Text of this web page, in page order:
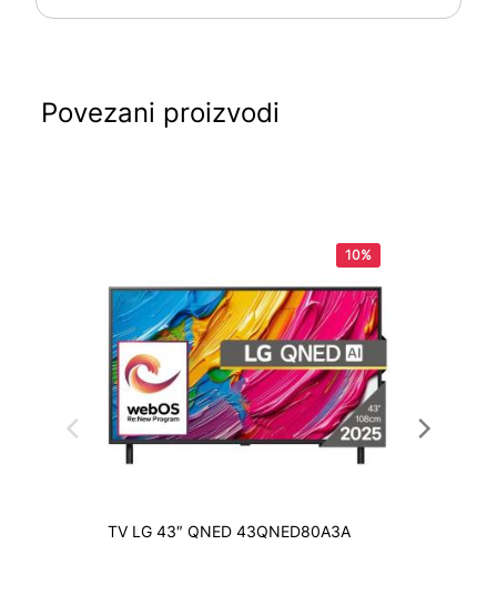
Povezani proizvodi
10%
TV LG 43″ QNED 43QNED80A3A